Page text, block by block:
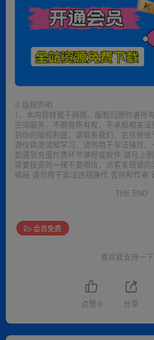
© 版权声明
1、本内容转载于网络，版权归原作者所
空间服务，不拥有所有权，不承担相关
到你的版权利益，请联系我们，会尽快
源仅供测试和学习，请勿用于非法操作，
如遇到充值付费环节课程或软件 请马上
需要投资的一律不要相信，访客发现请
揭秘 请勿用于非法违规操作 否则和作者
THE END
会员免费
喜欢就支持一
点赞 0 分享